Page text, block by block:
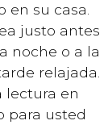
en su casa.
justo antes
noche o a la
relajada.
lectura en
para usted